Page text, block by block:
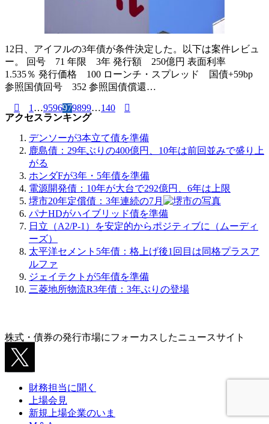
12日、アイフルの3年債が条件決定した。以下は案件レビュ
ー。 回号 71 年限 3年 発行額 250億円 表面利率
1.535％ 発行価格 100 ローンチ・スプレッド 国債+59bp
参照国債回号 352 参照国債償還…
1 …9596979899…140
アクセスランキング
デンソーが3本立て債を準備
鹿島債：29年ぶりの400億円、10年は前回並みで盛り上
がる
ホンダFが3年・5年債を準備
電源開発債：10年が大台で292億円、6年は上限
堺市20年定償債：3年連続の7月
パナHDがハイブリッド債を準備
日立（A2/P-1）を安定的からポジティブに（ムーディ
ーズ）
太平洋セメント5年債：格上げ後1回目は同格プラスア
ルファ
ジェイテクトが5年債を準備
三菱地所物流R3年債：3年ぶりの登場
株式・債券の発行市場にフォーカスしたニュースサイト
財務担当に聞く
上場会見
新規上場企業のいま